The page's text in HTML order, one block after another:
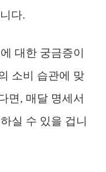
다.
대한 궁금증이
소비 습관에 맞
면, 매달 명세서
실 수 있을 겁니